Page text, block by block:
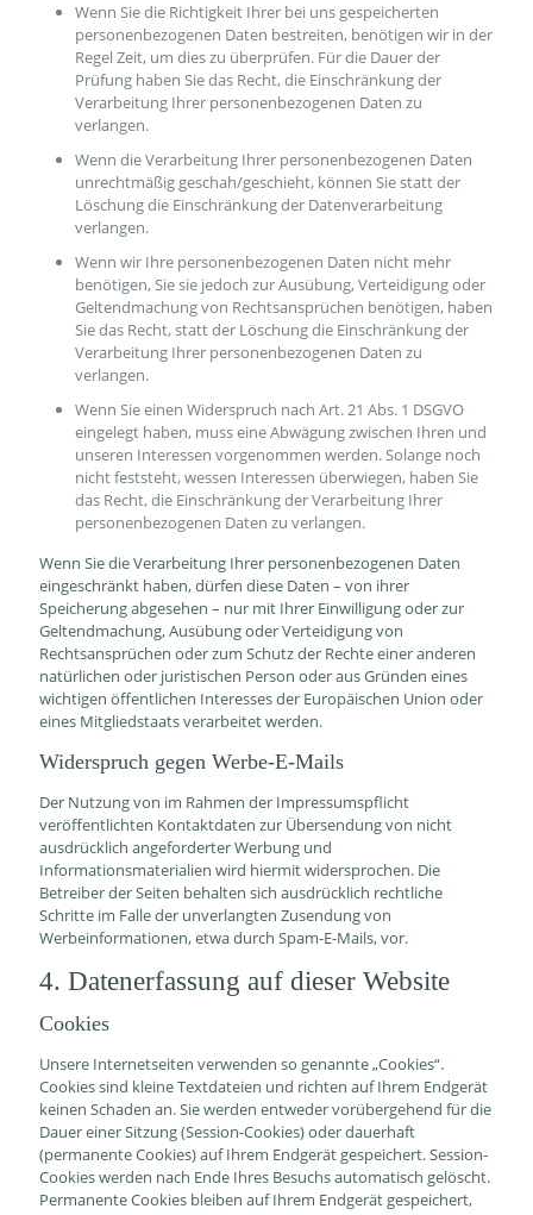
Wenn Sie die Richtigkeit Ihrer bei uns gespeicherten
personenbezogenen Daten bestreiten, benötigen wir in der
Regel Zeit, um dies zu überprüfen. Für die Dauer der
Prüfung haben Sie das Recht, die Einschränkung der
Verarbeitung Ihrer personenbezogenen Daten zu
verlangen.
Wenn die Verarbeitung Ihrer personenbezogenen Daten
unrechtmäßig geschah/geschieht, können Sie statt der
Löschung die Einschränkung der Datenverarbeitung
verlangen.
Wenn wir Ihre personenbezogenen Daten nicht mehr
benötigen, Sie sie jedoch zur Ausübung, Verteidigung oder
Geltendmachung von Rechtsansprüchen benötigen, haben
Sie das Recht, statt der Löschung die Einschränkung der
Verarbeitung Ihrer personenbezogenen Daten zu
verlangen.
Wenn Sie einen Widerspruch nach Art. 21 Abs. 1 DSGVO
eingelegt haben, muss eine Abwägung zwischen Ihren und
unseren Interessen vorgenommen werden. Solange noch
nicht feststeht, wessen Interessen überwiegen, haben Sie
das Recht, die Einschränkung der Verarbeitung Ihrer
personenbezogenen Daten zu verlangen.
Wenn Sie die Verarbeitung Ihrer personenbezogenen Daten
eingeschränkt haben, dürfen diese Daten – von ihrer
Speicherung abgesehen – nur mit Ihrer Einwilligung oder zur
Geltendmachung, Ausübung oder Verteidigung von
Rechtsansprüchen oder zum Schutz der Rechte einer anderen
natürlichen oder juristischen Person oder aus Gründen eines
wichtigen öffentlichen Interesses der Europäischen Union oder
eines Mitgliedstaats verarbeitet werden.
Widerspruch gegen Werbe-E-Mails
Der Nutzung von im Rahmen der Impressumspflicht
veröffentlichten Kontaktdaten zur Übersendung von nicht
ausdrücklich angeforderter Werbung und
Informationsmaterialien wird hiermit widersprochen. Die
Betreiber der Seiten behalten sich ausdrücklich rechtliche
Schritte im Falle der unverlangten Zusendung von
Werbeinformationen, etwa durch Spam-E-Mails, vor.
4. Datenerfassung auf dieser Website
Cookies
Unsere Internetseiten verwenden so genannte „Cookies“.
Cookies sind kleine Textdateien und richten auf Ihrem Endgerät
keinen Schaden an. Sie werden entweder vorübergehend für die
Dauer einer Sitzung (Session-Cookies) oder dauerhaft
(permanente Cookies) auf Ihrem Endgerät gespeichert. Session-
Cookies werden nach Ende Ihres Besuchs automatisch gelöscht.
Permanente Cookies bleiben auf Ihrem Endgerät gespeichert,